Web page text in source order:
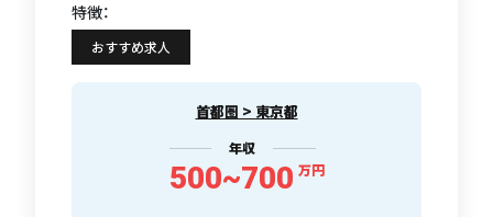
特徴：
おすすめ求人
首都圏 > 東京都
年収
500~700 万円